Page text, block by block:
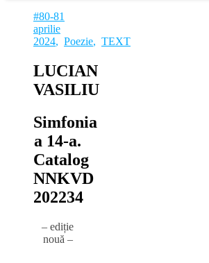
#80-81
aprilie
2024, Poezie, TEXT
LUCIAN
VASILIU
Simfonia
a 14‑a.
Catalog
NNKVD
202234
– ediție
nouă –